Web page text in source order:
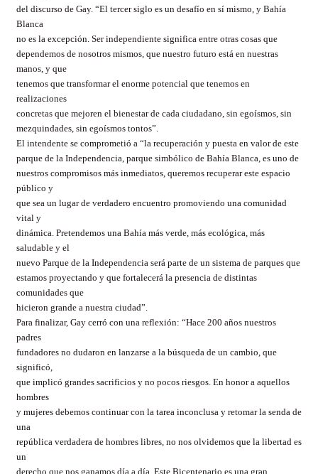
del discurso de Gay. “El tercer siglo es un desafío en sí mismo, y Bahía
Blanca
no es la excepción. Ser independiente significa entre otras cosas que
dependemos de nosotros mismos, que nuestro futuro está en nuestras
manos, y que
tenemos que transformar el enorme potencial que tenemos en
realizaciones
concretas que mejoren el bienestar de cada ciudadano, sin egoísmos, sin
mezquindades, sin egoísmos tontos”.
El intendente se comprometió a “la recuperación y puesta en valor de este
parque de la Independencia, parque simbólico de Bahía Blanca, es uno de
nuestros compromisos más inmediatos, queremos recuperar este espacio
público y
que sea un lugar de verdadero encuentro promoviendo una comunidad
vital y
dinámica. Pretendemos una Bahía más verde, más ecológica, más
saludable y el
nuevo Parque de la Independencia será parte de un sistema de parques que
estamos proyectando y que fortalecerá la presencia de distintas
comunidades que
hicieron grande a nuestra ciudad”.
Para finalizar, Gay cerró con una reflexión: “Hace 200 años nuestros
padres
fundadores no dudaron en lanzarse a la búsqueda de un cambio, que
significó,
que implicó grandes sacrificios y no pocos riesgos. En honor a aquellos
hombres
y mujeres debemos continuar con la tarea inconclusa y retomar la senda de
una
república verdadera de hombres libres, no nos olvidemos que la libertad es
un
derecho que nos ganamos día a día. Este Bicentenario es una gran